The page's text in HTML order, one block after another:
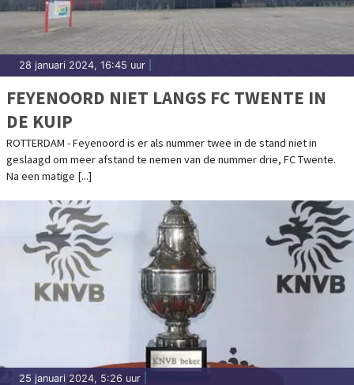
28 januari 2024, 16:45 uur
FEYENOORD NIET LANGS FC TWENTE IN
DE KUIP
ROTTERDAM - Feyenoord is er als nummer twee in de stand niet in
geslaagd om meer afstand te nemen van de nummer drie, FC Twente.
Na een matige [...]
25 januari 2024, 5:26 uur